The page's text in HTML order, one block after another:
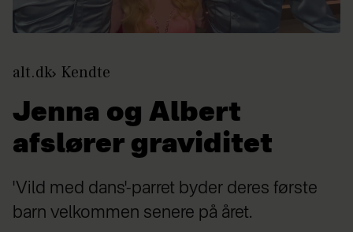
alt.dk Kendte
Jenna og Albert
afslører graviditet
'Vild med dans'-parret byder deres første
barn velkommen senere på året.